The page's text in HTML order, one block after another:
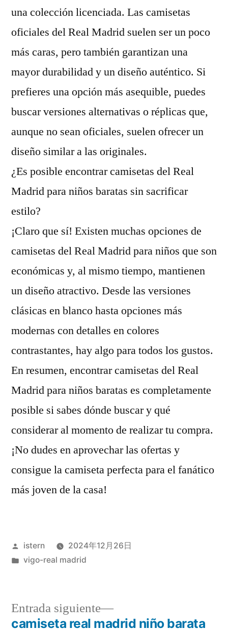
una colección licenciada. Las camisetas
oficiales del Real Madrid suelen ser un poco
más caras, pero también garantizan una
mayor durabilidad y un diseño auténtico. Si
prefieres una opción más asequible, puedes
buscar versiones alternativas o réplicas que,
aunque no sean oficiales, suelen ofrecer un
diseño similar a las originales.
¿Es posible encontrar camisetas del Real
Madrid para niños baratas sin sacrificar
estilo?
¡Claro que sí! Existen muchas opciones de
camisetas del Real Madrid para niños que son
económicas y, al mismo tiempo, mantienen
un diseño atractivo. Desde las versiones
clásicas en blanco hasta opciones más
modernas con detalles en colores
contrastantes, hay algo para todos los gustos.
En resumen, encontrar camisetas del Real
Madrid para niños baratas es completamente
posible si sabes dónde buscar y qué
considerar al momento de realizar tu compra.
¡No dudes en aprovechar las ofertas y
consigue la camiseta perfecta para el fanático
más joven de la casa!
Publicado
por
istern
2024年12月26日
Publicado
vigo-real madrid
Entrada siguiente
Entrada
siguiente:
camiseta real madrid niño barata